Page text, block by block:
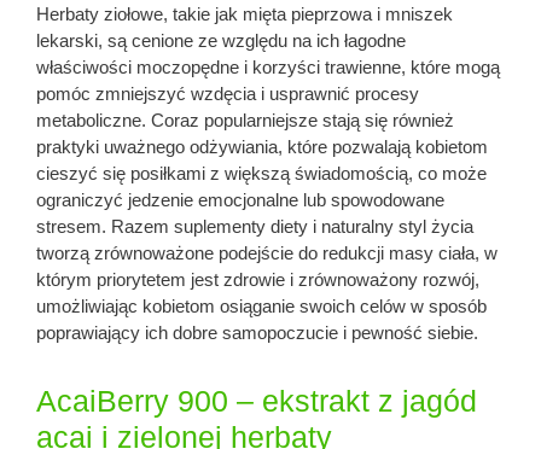
Herbaty ziołowe, takie jak mięta pieprzowa i mniszek
lekarski, są cenione ze względu na ich łagodne
właściwości moczopędne i korzyści trawienne, które mogą
pomóc zmniejszyć wzdęcia i usprawnić procesy
metaboliczne. Coraz popularniejsze stają się również
praktyki uważnego odżywiania, które pozwalają kobietom
cieszyć się posiłkami z większą świadomością, co może
ograniczyć jedzenie emocjonalne lub spowodowane
stresem. Razem suplementy diety i naturalny styl życia
tworzą zrównoważone podejście do redukcji masy ciała, w
którym priorytetem jest zdrowie i zrównoważony rozwój,
umożliwiając kobietom osiąganie swoich celów w sposób
poprawiający ich dobre samopoczucie i pewność siebie.
AcaiBerry 900 – ekstrakt z jagód
acai i zielonej herbaty